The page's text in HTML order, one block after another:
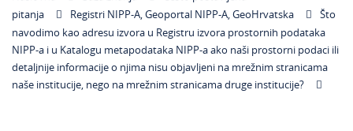
pitanja
Registri NIPP-A, Geoportal NIPP-A, GeoHrvatska
Što
navodimo kao adresu izvora u Registru izvora prostornih podataka
NIPP-a i u Katalogu metapodataka NIPP-a ako naši prostorni podaci ili
detaljnije informacije o njima nisu objavljeni na mrežnim stranicama
naše institucije, nego na mrežnim stranicama druge institucije?